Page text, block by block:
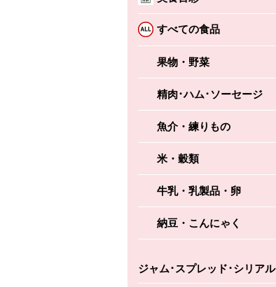
すべての食品
果物・野菜
精肉･ハム･ソーセージ
魚介・練りもの
米・穀類
牛乳・乳製品・卵
納豆・こんにゃく
ジャム･スプレッド･シリアル